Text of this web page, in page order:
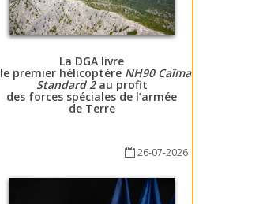
La DGA livre
le premier hélicoptère NH90 Caïman
Standard 2au profit
des forces spéciales de l’armée
de Terre
26-07-2026